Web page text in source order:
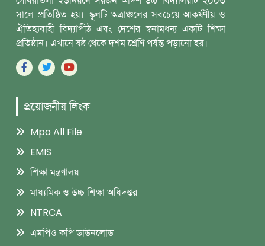
সালে প্রতিষ্ঠিত হয়। স্কুলটি অত্রাঞ্চলের সবচেয়ে আকর্ষণীয় ও
‎ঐতিহ্যবাহী বিদ্যাপীঠ এবং দেশের স্বনামধন্য একটি শিক্ষা
প্রতিষ্ঠান। এখানে ষষ্ঠ থেকে দশম ‎শ্রেণি পর্যন্ত পড়ানো হয়।
প্রয়োজনীয় লিংক
Mpo All File
EMIS
শিক্ষা মন্ত্রণালয়
মাধ্যমিক ও উচ্চ শিক্ষা অধিদপ্তর
NTRCA
এমপিও কপি ডাউনলোড